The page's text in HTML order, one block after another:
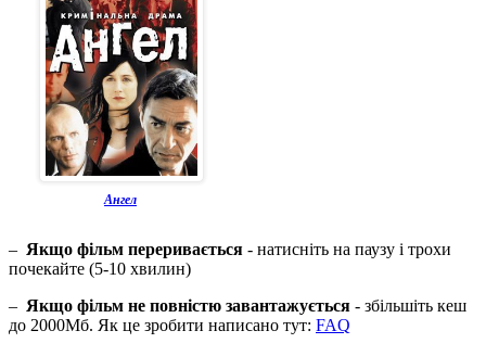
Ангел
– Якщо фільм переривається - натисніть на паузу і трохи
почекайте (5-10 хвилин)
– Якщо фільм не повністю завантажується - збільшіть кеш
до 2000Мб. Як це зробити написано тут: FAQ